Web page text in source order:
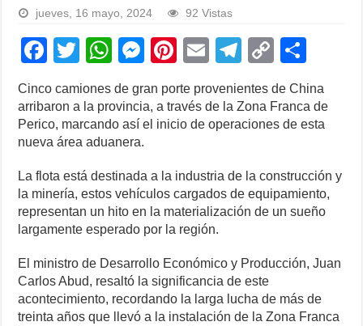
jueves, 16 mayo, 2024 92 Vistas
F
c
e
b
o
o
k
T
wi
tt
er
W
h
at
s
A
p
p
M
ss
e
g
er
Pi
er
e
E
ail
T
e
gr
m
C
o
p
y
n
k
h
ar
e
Cinco camiones de gran porte provenientes de China
arribaron a la provincia, a través de la Zona Franca de
Perico, marcando así el inicio de operaciones de esta
nueva área aduanera.
La flota está destinada a la industria de la construcción y
la minería, estos vehículos cargados de equipamiento,
representan un hito en la materialización de un sueño
largamente esperado por la región.
El ministro de Desarrollo Económico y Producción, Juan
Carlos Abud, resaltó la significancia de este
acontecimiento, recordando la larga lucha de más de
treinta años que llevó a la instalación de la Zona Franca